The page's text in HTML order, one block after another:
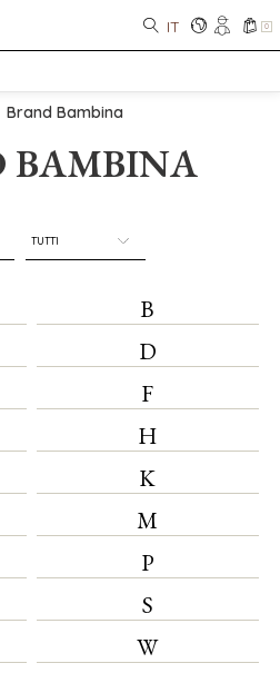
IT 0
Brand Bambina
BAMBINA
B
D
F
H
K
M
P
S
W